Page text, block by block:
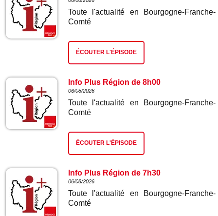
Toute l'actualité en Bourgogne-Franche-
Comté
ÉCOUTER L'ÉPISODE
Info Plus Région de 8h00
06/08/2026
Toute l'actualité en Bourgogne-Franche-
Comté
ÉCOUTER L'ÉPISODE
Info Plus Région de 7h30
06/08/2026
Toute l'actualité en Bourgogne-Franche-
Comté